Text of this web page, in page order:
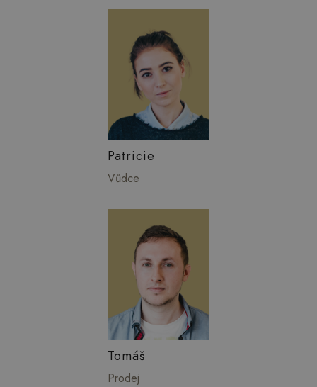
Patricie
Vůdce
Tomáš
Prodej